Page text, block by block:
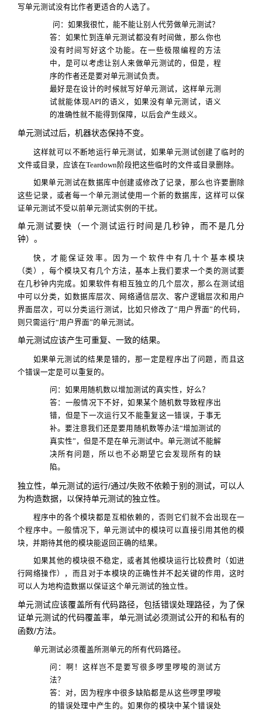
写单元测试没有比作者更适合的人选了。
问： 如果我很忙，能不能让别人代劳做单元测试？
答： 如果忙到连单元测试都没有时间做，那么你也
没有时间写好这个功能。在一些极限编程的方法
中，是可以考虑让别人来做单元测试的，但是，程
序的作者还是要对单元测试负责。
最好是在设计的时候就写好单元测试，这样单元测
试就能体现API的语义，如果没有单元测试，语义
的准确性就不能得到保障，以后会产生歧义。
单元测试过后，机器状态保持不变。
这样就可以不断地运行单元测试，如果单元测试创建了临时的
文件或目录，应该在Teardown 阶段把这些临时的文件或目录删除。
如果单元测试在数据库中创建或修改了记录，那么也许要删除
这些记录，或者每一个单元测试使用一个新的数据库，这样可以保
证单元测试不受以前单元测试实例的干扰。
单元测试要快（一个测试运行时间是几秒钟，而不是几分
钟）。
快，才能保证效率。因为一个软件中有几十个基本模块
（类），每个模块又有几个方法，基本上我们要求一个类的测试要
在几秒钟内完成。如果软件有相互独立的几个层次，那么在测试组
中可以分类，如数据库层次、网络通信层次、客户逻辑层次和用户
界面层次，可以分类运行测试，比如只修改了“用户界面”的代码，
则只需运行“用户界面”的单元测试。
单元测试应该产生可重复、一致的结果。
如果单元测试的结果是错的，那一定是程序出了问题，而且这
个错误一定是可以重复的。
问：如果用随机数以增加测试的真实性，好么？
答： 一般情况下不好，如果某个随机数导致程序出
错，但是下一次运行又不能重复这一错误，于事无
补。要注意我们还是要用随机数等办法“增加测试的
真实性”，但是不是在单元测试中。单元测试不能解
决所有问题，所以也不必期望它会发现所有的缺
陷。
独立性，单元测试的运行/通过/失败不依赖于别的测试，可以人
为构造数据，以保持单元测试的独立性。
程序中的各个模块都是互相依赖的，否则它们就不会出现在一
个程序中。一般情况下，单元测试中的模块可以直接引用其他的模
块，并期待其他的模块能返回正确的结果。
如果其他的模块很不稳定，或者其他模块运行比较费时（如进
行网络操作），而且对于本模块的正确性并不起关键的作用，这时
可以人为地构造数据以保证这个单元测试的独立性。
单元测试应该覆盖所有代码路径，包括错误处理路径，为了保
证单元测试的代码覆盖率，单元测试必须测试公开的和私有的
函数/方法。
单元测试必须覆盖所测单元的所有代码路径。
问： 啊！这样岂不是要写很多 啰 里 啰 唆的测试方
法？
答： 对，因为程序中很多缺陷都是从这些啰里 啰唆
的错误处理中产生的。如果你的模块中某个错误处